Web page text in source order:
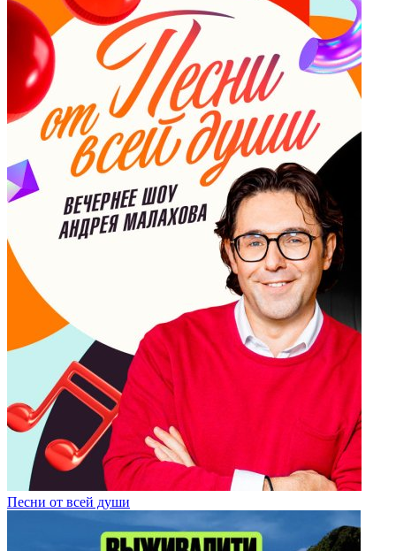
Песни от всей души